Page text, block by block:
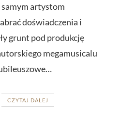
artystom
doświadczenia i
grunt pod produkcję
megamusicalu
CZYTAJ DALEJ